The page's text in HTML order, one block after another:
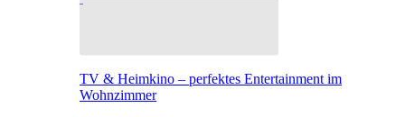
TV & Heimkino – perfektes Entertainment im
Wohnzimmer